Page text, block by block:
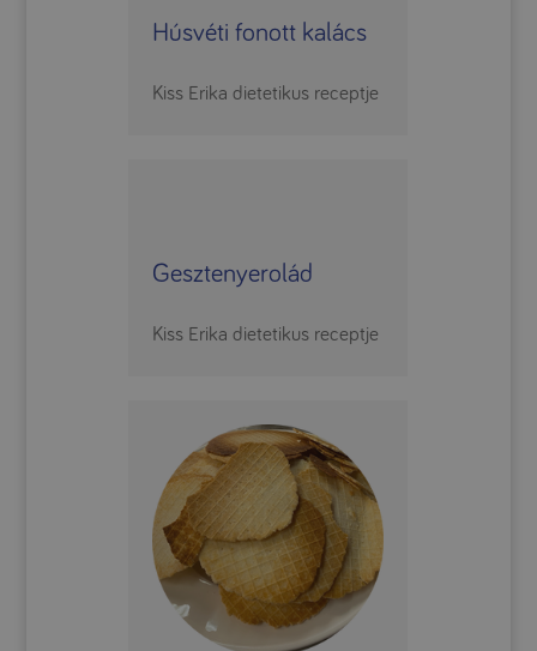
Húsvéti fonott kalács
Kiss Erika dietetikus receptje
Gesztenyerolád
Kiss Erika dietetikus receptje